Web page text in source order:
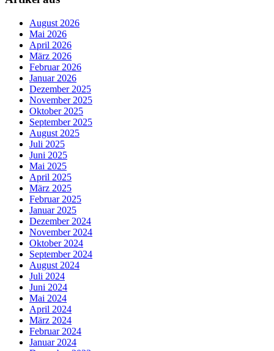
August 2026
Mai 2026
April 2026
März 2026
Februar 2026
Januar 2026
Dezember 2025
November 2025
Oktober 2025
September 2025
August 2025
Juli 2025
Juni 2025
Mai 2025
April 2025
März 2025
Februar 2025
Januar 2025
Dezember 2024
November 2024
Oktober 2024
September 2024
August 2024
Juli 2024
Juni 2024
Mai 2024
April 2024
März 2024
Februar 2024
Januar 2024